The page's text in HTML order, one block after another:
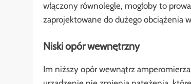
włączony równolegle, mogłoby to
zaprojektowane do dużego obciążenia
Niski opór wewnętrzny
Im niższy opór wewnątrz